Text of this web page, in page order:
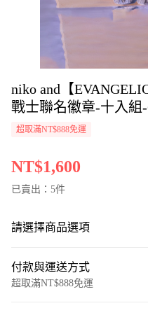
niko and【
戰士聯名徽章-十入組-
超取滿NT$888免運
NT$1,600
已賣出：5件
請選擇商品選項
付款與運送方式
超取滿NT$888免運